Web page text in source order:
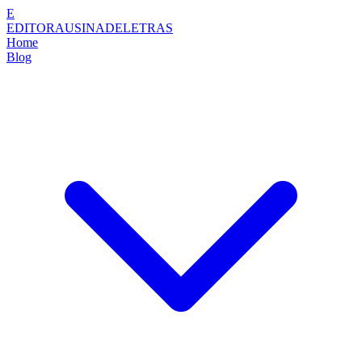
E
EDITORAUSINADELETRAS
Home
Blog